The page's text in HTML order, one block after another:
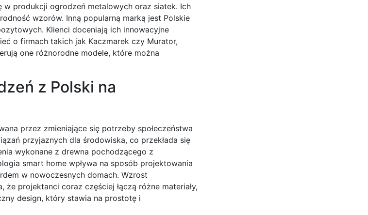
w produkcji ogrodzeń metalowych oraz siatek. Ich
wzorów. Inną popularną marką jest Polskie
Klienci doceniają ich innowacyjne
o firmach takich jak Kaczmarek czy Murator,
one różnorodne modele, które można
z Polski na
przez zmieniające się potrzeby społeczeństwa
przyjaznych dla środowiska, co przekłada się
wykonane z drewna pochodzącego z
smart home wpływa na sposób projektowania
w nowoczesnych domach. Wzrost
projektanci coraz częściej łączą różne materiały,
design, który stawia na prostotę i